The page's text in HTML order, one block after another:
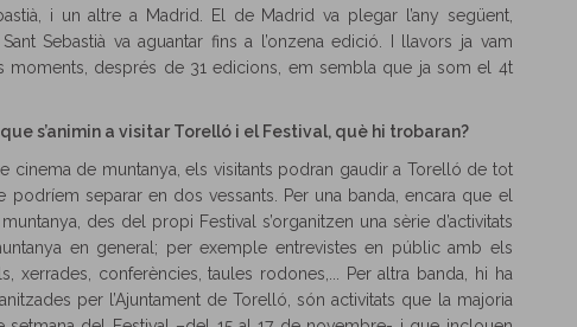
i un altre a Madrid. El de Madrid va plegar l’any següent,
Sebastià va aguantar fins a l’onzena edició. I llavors ja vam
moments, després de 31 edicions, em sembla que ja som el 4t
s’animin a visitar Torelló i el Festival, què hi trobaran?
cinema de muntanya, els visitants podran gaudir a Torelló de tot
podríem separar en dos vessants. Per una banda, encara que el
des del propi Festival s’organitzen una sèrie d’activitats
en general; per exemple entrevistes en públic amb els
xerrades, conferències, taules rodones,... Per altra banda, hi ha
per l’Ajuntament de Torelló, són activitats que la majoria